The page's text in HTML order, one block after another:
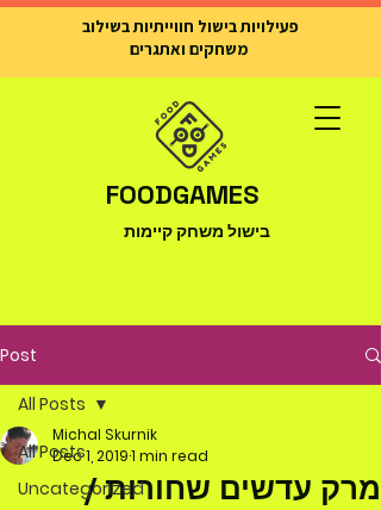
פעילויות בישול חווייתיות בשילוב
משחקים ואתגרים
FOODGAMES
Post
All Posts
Uncategorized
All Posts
מרק עדשים שחורות /
Michal Skurnik
Dec 1, 20191 min read